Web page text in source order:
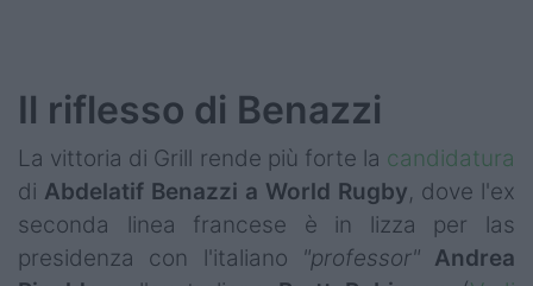
Il riflesso di Benazzi
La vittoria di Grill rende più forte la candidatura
di Abdelatif Benazzi a World Rugby, dove l'ex
seconda linea francese è in lizza per las
presidenza con l'italiano "professor" Andrea